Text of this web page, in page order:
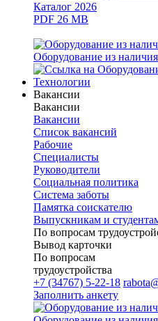
Каталог 2026
PDF 26 MB
Оборудование из
Технологии
Вакансии
Вакансии
Вакансии
Список вакансий
Рабочие
Специалисты
Руководители
Cоциальная политика
Система заботы
Памятка соискателю
Выпускникам и
По вопросам
Вывод карточки
По вопросам
трудоустройства
+7 (34767) 5-22-18
Заполнить анкету